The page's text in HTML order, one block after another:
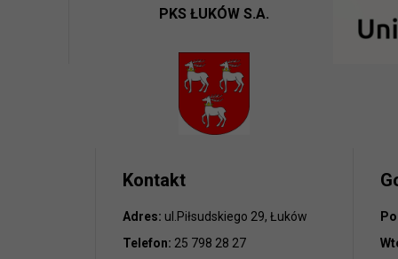
PKS ŁUKÓW S.A.
Kontakt
Adres: ul.Piłsudskiego 29, Łuków
Telefon: 25 798 28 27